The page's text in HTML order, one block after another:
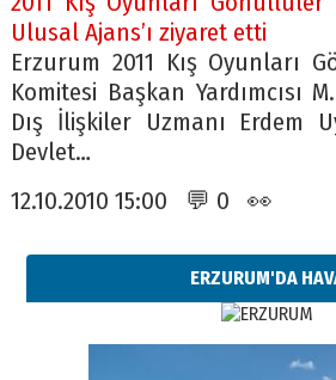
Ulusal Ajans’ı ziyaret etti
Erzurum 2011 Kış Oyunları
Komitesi Başkan Yardımcısı
Dış İlişkiler Uzmanı Erdem
Devlet…
12.10.2010 15:00 💬 0 👀
ERZURUM'DA